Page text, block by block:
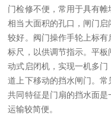
门检修不便，常用于具有
相当大面积的孔口，闸门
较好。阀门操作手轮上标
标尺，以供调节指示。平
动式启闭机，实现一机多
道上下移动的挡水闸门。
共同特征是门扇的挡水面
运输较简便。